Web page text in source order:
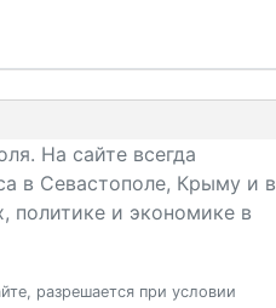
На сайте всегда
в Севастополе, Крыму и в
политике и экономике в
разрешается при условии